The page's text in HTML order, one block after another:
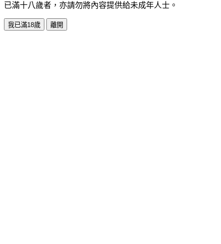
已滿十八歲者，亦請勿將內容提供給未成年人士。
我已滿18歲 離開